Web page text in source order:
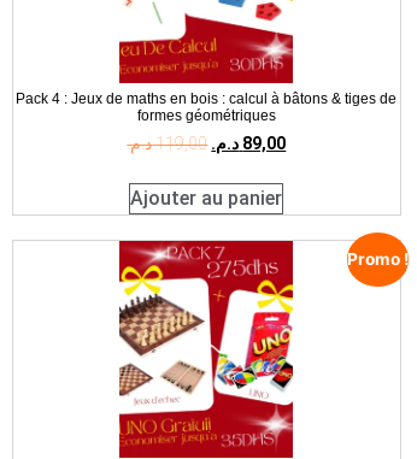
Pack 4 : Jeux de maths en bois : calcul à bâtons & tiges de
formes géométriques
119,00د.م. 89,00 د.م.
Ajouter au panier
Promo !